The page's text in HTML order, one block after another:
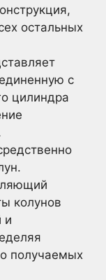
остальных
с
цилиндра
колунов
и
получаемых